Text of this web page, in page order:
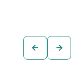
zum
Fahrzeug